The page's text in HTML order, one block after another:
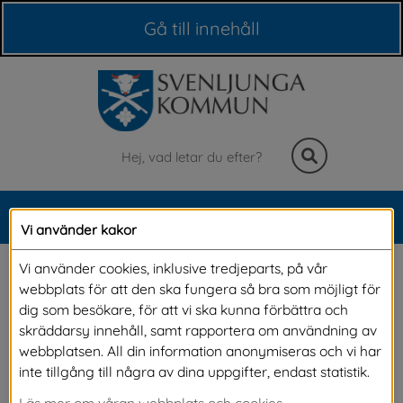
Gå till innehåll
Sök
Meny
Ungdomspeng
Har ni en idé ni vill göra verklighet av? Något
kul, kreativt eller annorlunda som andra unga i
kommunen kan vara med på? Då kan ni söka
Vi använder kakor
Vi använder cookies, inklusive tredjeparts, på vår
webbplats för att den ska fungera så bra som möjligt för
dig som besökare, för att vi ska kunna förbättra och
skräddarsy innehåll, samt rapportera om användning av
webbplatsen. All din information anonymiseras och vi har
inte tillgång till några av dina uppgifter, endast statistik.